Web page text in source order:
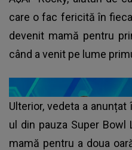
care o fac fericită în
devenit mamă pentru
când a venit pe lume
Ulterior, vedeta a
ul din pauza Super Bowl
mamă pentru a doua